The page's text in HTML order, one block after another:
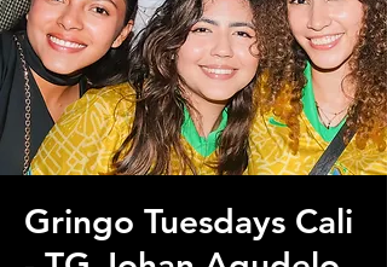
Gringo Tuesdays Cali